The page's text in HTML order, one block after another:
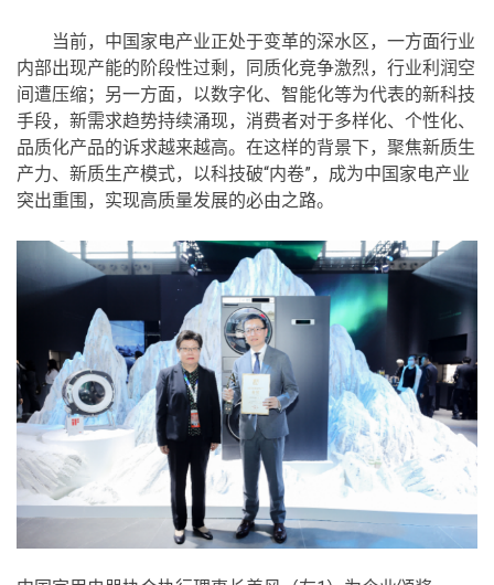
当前，中国家电产业正处于变革的深水区，一方面行业
内部出现产能的阶段性过剩，同质化竞争激烈，行业利润空
间遭压缩；另一方面，以数字化、智能化等为代表的新科技
手段，新需求趋势持续涌现，消费者对于多样化、个性化、
品质化产品的诉求越来越高。在这样的背景下，聚焦新质生
产力、新质生产模式，以科技破“内卷”，成为中国家电产业
突出重围，实现高质量发展的必由之路。